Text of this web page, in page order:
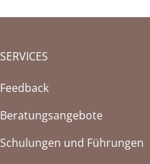
SERVICES
Feedback
Beratungsangebote
Schulungen und Führungen